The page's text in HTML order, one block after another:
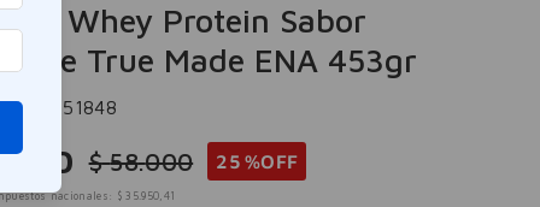
Whey Protein Sabor
True Made ENA 453gr
9951848
.500 $ 58.000 25 %OFF
nacionales: $ 35.950, 41